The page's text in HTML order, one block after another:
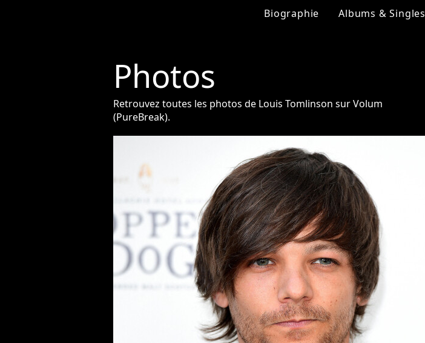
Biographie Albums & Singles
Photos
Retrouvez toutes les photos de Louis Tomlinson sur Volum
(PureBreak).